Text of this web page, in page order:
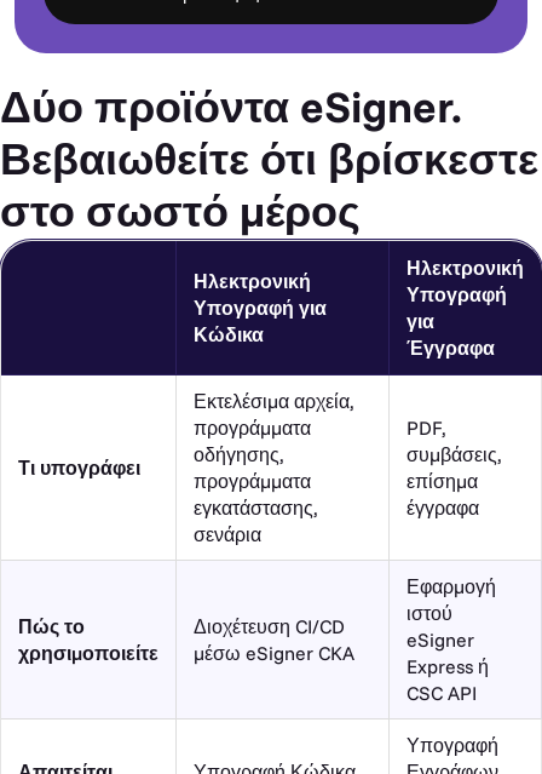
Δύο προϊόντα eSigner.
Βεβαιωθείτε ότι βρίσκεστε
στο σωστό μέρος
Ηλεκτρονική
Υπογραφή για
Κώδικα
Ηλεκτρονική
Υπογραφή
για
Έγγραφα
Τι υπογράφει
Εκτελέσιμα αρχεία,
προγράμματα
οδήγησης,
προγράμματα
εγκατάστασης,
σενάρια
PDF,
συμβάσεις,
επίσημα
έγγραφα
Πώς το
χρησιμοποιείτε
Διοχέτευση CI/CD
μέσω eSigner CKA
Εφαρμογή
ιστού
eSigner
Express ή
CSC API
Υπογραφή